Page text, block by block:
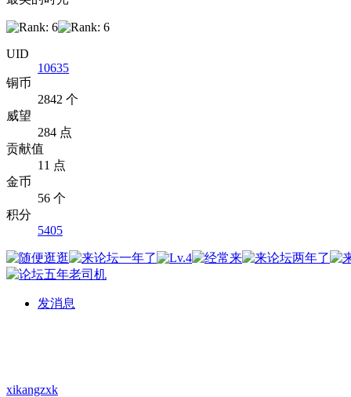
UID
10635
铜币
2842 个
威望
284 点
贡献值
11 点
金币
56 个
积分
5405
发消息
xikangzxk